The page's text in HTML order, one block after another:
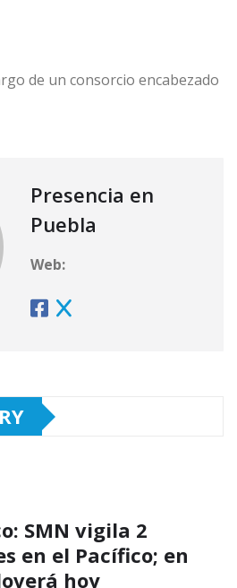
de un consorcio encabezado
Presencia en
Puebla
Web:
SMN vigila 2
en el Pacífico; en
hoy